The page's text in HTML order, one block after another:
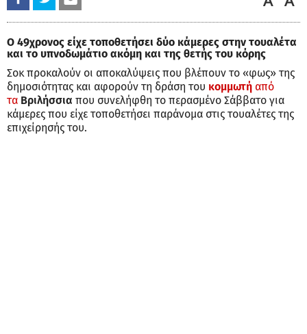
Ο 49χρονος είχε τοποθετήσει δύο κάμερες στην τουαλέτα
και το υπνοδωμάτιο ακόμη και της θετής του κόρης
Σοκ προκαλούν οι αποκαλύψεις που βλέπουν το «φως» της
δημοσιότητας και αφορούν τη δράση του κομμωτή από
τα Βριλήσσια που συνελήφθη το περασμένο Σάββατο για
κάμερες που είχε τοποθετήσει παράνομα στις τουαλέτες της
επιχείρησής του.